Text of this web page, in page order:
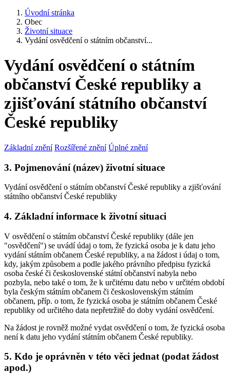
Úvodní stránka
Obec
Životní situace
Vydání osvědčení o státním občanství...
Vydání osvědčení o státním
občanství České republiky a
zjišťování státního občanství
České republiky
Základní znění Rozšířené znění Úplné znění
3. Pojmenování (název) životní situace
Vydání osvědčení o státním občanství České republiky a zjišťování
státního občanství České republiky
4. Základní informace k životní situaci
V osvědčení o státním občanství České republiky (dále jen
"osvědčení") se uvádí údaj o tom, že fyzická osoba je k datu jeho
vydání státním občanem České republiky, a na žádost i údaj o tom,
kdy, jakým způsobem a podle jakého právního předpisu fyzická
osoba české či československé státní občanství nabyla nebo
pozbyla, nebo také o tom, že k určitému datu nebo v určitém období
byla českým státním občanem či československým státním
občanem, příp. o tom, že fyzická osoba je státním občanem České
republiky od určitého data nepřetržitě do doby vydání osvědčení.
Na žádost je rovněž možné vydat osvědčení o tom, že fyzická osoba
není k datu jeho vydání státním občanem České republiky.
5. Kdo je oprávněn v této věci jednat (podat žádost
apod.)